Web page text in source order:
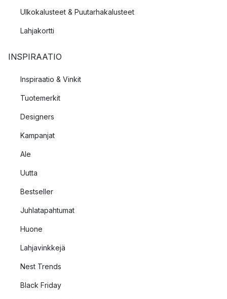
Ulkokalusteet & Puutarhakalusteet
Lahjakortti
INSPIRAATIO
Inspiraatio & Vinkit
Tuotemerkit
Designers
Kampanjat
Ale
Uutta
Bestseller
Juhlatapahtumat
Huone
Lahjavinkkejä
Nest Trends
Black Friday